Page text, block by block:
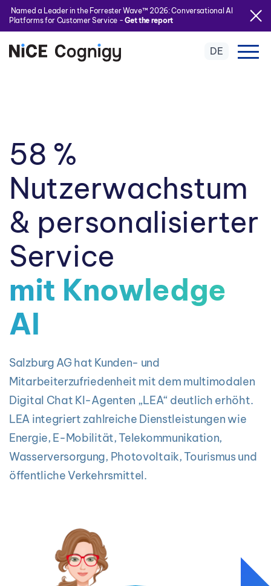
Named a Leader in the Forrester Wave™ 2026: Conversational AI
Platforms for Customer Service -Get the report
DE
58 %
Nutzerwachstum
& personalisierter
Service
mit Knowledge
AI
Salzburg AG hat Kunden- und
Mitarbeiterzufriedenheit mit dem multimodalen
Digital Chat KI-Agenten „LEA“ deutlich erhöht.
LEA integriert zahlreiche Dienstleistungen wie
Energie, E-Mobilität, Telekommunikation,
Wasserversorgung, Photovoltaik, Tourismus und
öffentliche Verkehrsmittel.